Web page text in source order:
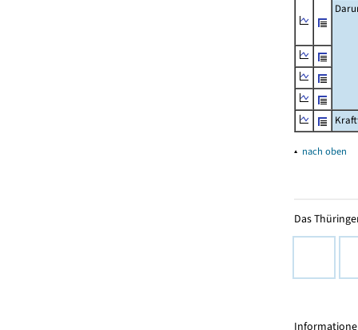
▴ nach oben
Das